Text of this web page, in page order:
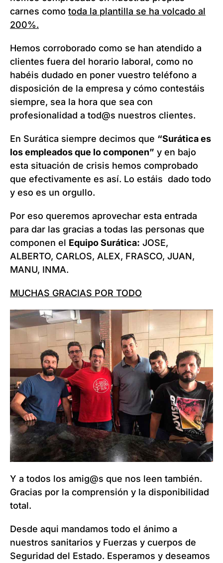
carnes como toda la plantilla se ha volcado al
200%.
Hemos corroborado como se han atendido a
clientes fuera del horario laboral, como no
habéis dudado en poner vuestro teléfono a
disposición de la empresa y cómo contestáis
siempre, sea la hora que sea con
profesionalidad a tod@s nuestros clientes.
En Surática siempre decimos que “Surática es
los empleados que lo componen” y en bajo
esta situación de crisis hemos comprobado
que efectivamente es así. Lo estáis dado todo
y eso es un orgullo.
Por eso queremos aprovechar esta entrada
para dar las gracias a todas las personas que
componen el Equipo Surática: JOSE,
ALBERTO, CARLOS, ALEX, FRASCO, JUAN,
MANU, INMA.
MUCHAS GRACIAS POR TODO
Y a todos los amig@s que nos leen también.
Gracias por la comprensión y la disponibilidad
total.
Desde aqui mandamos todo el ánimo a
nuestros sanitarios y Fuerzas y cuerpos de
Seguridad del Estado. Esperamos y deseamos